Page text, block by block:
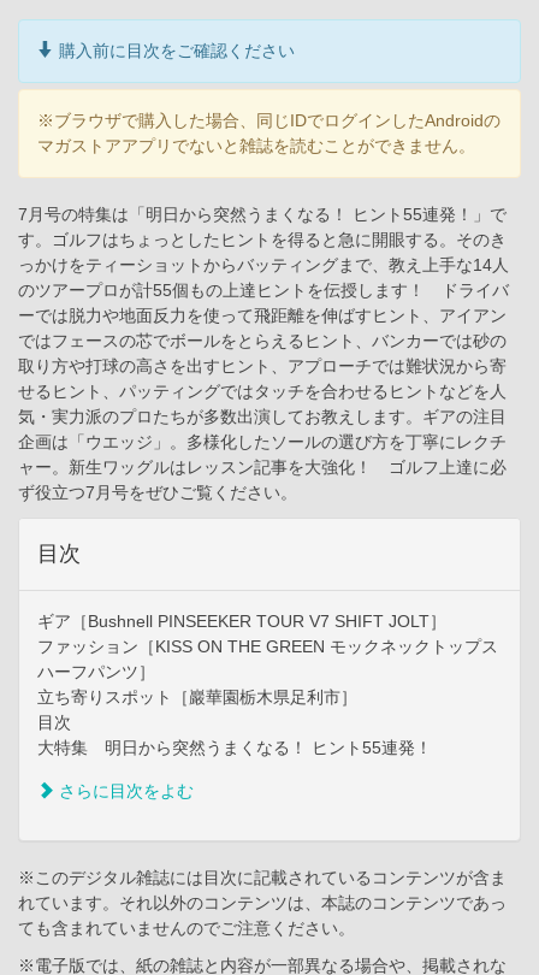
購入前に目次をご確認ください
※ブラウザで購入した場合、同じIDでログインしたAndroidの
マガストアアプリでないと雑誌を読むことができません。
7月号の特集は「明日から突然うまくなる！ ヒント55連発！」で
す。ゴルフはちょっとしたヒントを得ると急に開眼する。そのき
っかけをティーショットからバッティングまで、教え上手な14人
のツアープロが計55個もの上達ヒントを伝授します！ ドライバ
ーでは脱力や地面反力を使って飛距離を伸ばすヒント、アイアン
ではフェースの芯でボールをとらえるヒント、バンカーでは砂の
取り方や打球の高さを出すヒント、アプローチでは難状況から寄
せるヒント、パッティングではタッチを合わせるヒントなどを人
気・実力派のプロたちが多数出演してお教えします。ギアの注目
企画は「ウエッジ」。多様化したソールの選び方を丁寧にレクチ
ャー。新生ワッグルはレッスン記事を大強化！ ゴルフ上達に必
ず役立つ7月号をぜひご覧ください。
目次
ギア［Bushnell PINSEEKER TOUR V7 SHIFT JOLT］
ファッション［KISS ON THE GREEN モックネックトップス
ハーフパンツ］
立ち寄りスポット［巖華園栃木県足利市］
目次
大特集 明日から突然うまくなる！ ヒント55連発！
さらに目次をよむ
※このデジタル雑誌には目次に記載されているコンテンツが含ま
れています。それ以外のコンテンツは、本誌のコンテンツであっ
ても含まれていませんのでご注意ください。
※電子版では、紙の雑誌と内容が一部異なる場合や、掲載されな